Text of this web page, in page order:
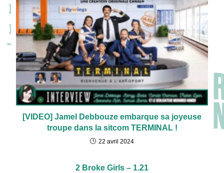
[VIDEO] Jamel Debbouze embarque sa joyeuse
troupe dans la sitcom TERMINAL !
22 avril 2024
2 Broke Girls – 1.21